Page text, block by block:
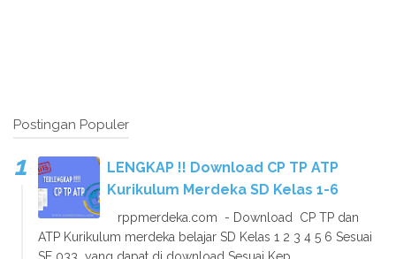
Postingan Populer
LENGKAP !! Download CP TP ATP
Kurikulum Merdeka SD Kelas 1-6
rppmerdeka.com - Download CP TP dan
ATP Kurikulum merdeka belajar SD Kelas 1 2 3 4 5 6 Sesuai
SE 033 yang dapat di download Sesuai Kep...